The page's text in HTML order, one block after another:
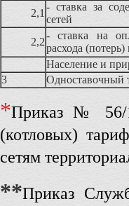
2,1
- ставка за
сетей
2,2
- ставка на
расхода (потерь)
Население и
3
Одноставочный
*Приказ № 56/
(котловых)
сетям
**Приказ